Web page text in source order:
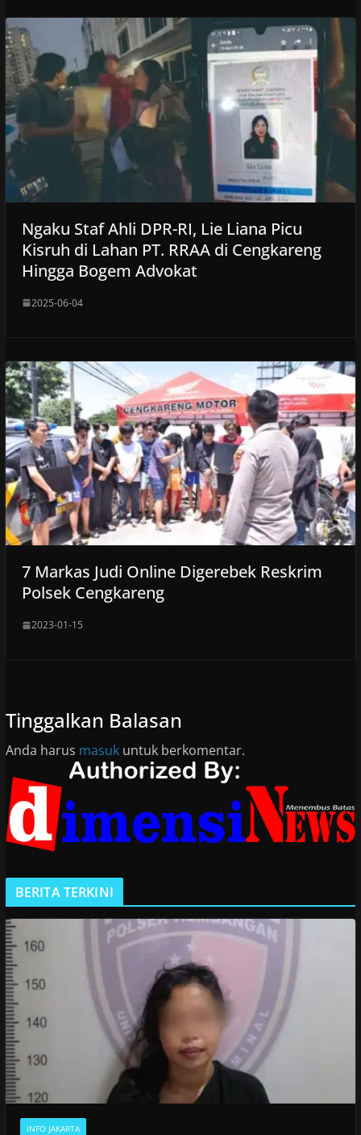
Ngaku Staf Ahli DPR-RI, Lie Liana Picu
Kisruh di Lahan PT. RRAA di Cengkareng
Hingga Bogem Advokat
2025-06-04
7 Markas Judi Online Digerebek Reskrim
Polsek Cengkareng
2023-01-15
Tinggalkan Balasan
Anda harus masukuntuk berkomentar.
BERITA TERKINI
INFO JAKARTA